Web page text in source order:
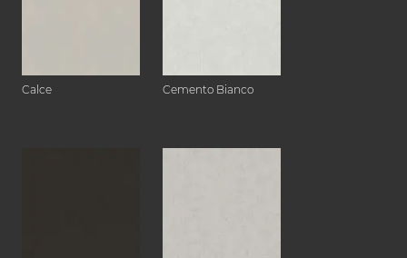
Calce Cemento Bianco